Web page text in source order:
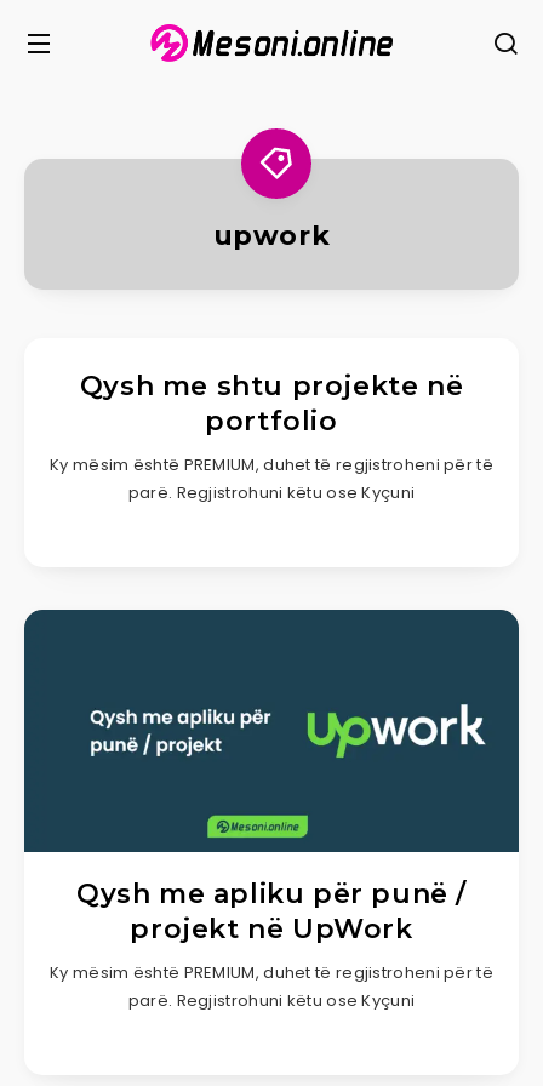
upwork
Qysh me shtu projekte në
portfolio
Ky mësim është PREMIUM, duhet të regjistroheni për të
parë. Regjistrohuni këtu ose Kyçuni
Qysh me apliku për punë /
projekt në UpWork
Ky mësim është PREMIUM, duhet të regjistroheni për të
parë. Regjistrohuni këtu ose Kyçuni